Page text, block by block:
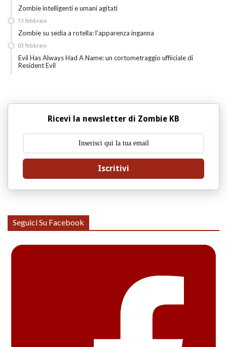
Zombie intelligenti e umani agitati
Zombie su sedia a rotella: l'apparenza inganna
13 febbraio
Evil Has Always Had A Name: un cortometraggio uffiiciale di
Resident Evil
03 febbraio
Ricevi la newsletter di Zombie KB
Iscritivi
Seguici Su Facebook